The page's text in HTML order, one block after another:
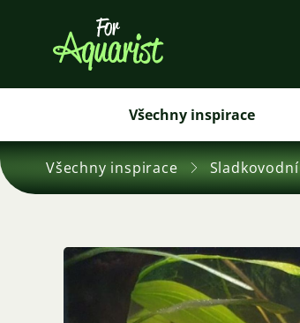
Všechny inspirace
Všechny inspirace Sladkovodní